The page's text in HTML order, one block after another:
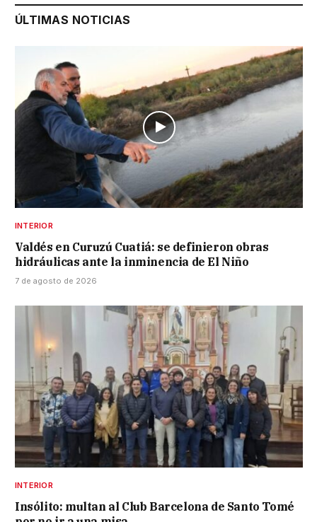
ÚLTIMAS NOTICIAS
INTERIOR
Valdés en Curuzú Cuatiá: se definieron obras
hidráulicas ante la inminencia de El Niño
7 de agosto de 2026
INTERIOR
Insólito: multan al Club Barcelona de Santo Tomé